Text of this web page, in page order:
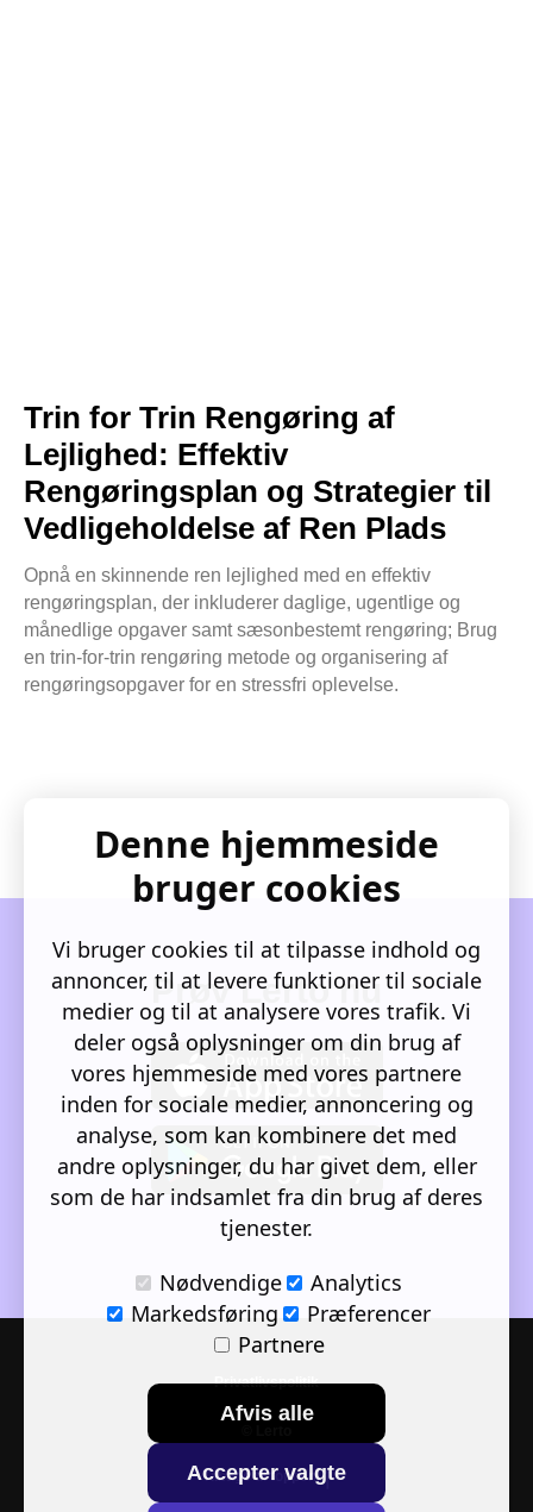
Trin for Trin Rengøring af
Lejlighed: Effektiv
Rengøringsplan og Strategier til
Vedligeholdelse af Ren Plads
Opnå en skinnende ren lejlighed med en effektiv
rengøringsplan, der inkluderer daglige, ugentlige og
månedlige opgaver samt sæsonbestemt rengøring; Brug
en trin-for-trin rengøring metode og organisering af
rengøringsopgaver for en stressfri oplevelse.
Prøv Lerto nu
Privatlivspolitik
Tilbage til toppen
Denne hjemmeside
bruger cookies
Vi bruger cookies til at tilpasse indhold og
annoncer, til at levere funktioner til sociale
medier og til at analysere vores trafik. Vi
deler også oplysninger om din brug af
vores hjemmeside med vores partnere
inden for sociale medier, annoncering og
analyse, som kan kombinere det med
andre oplysninger, du har givet dem, eller
som de har indsamlet fra din brug af deres
tjenester.
Nødvendige
Analytics
Markedsføring
Præferencer
Partnere
Afvis alle
Accepter valgte